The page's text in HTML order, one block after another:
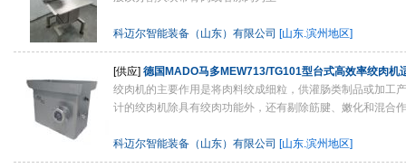
科迈尔智能装备（山东）有限公司 [山东.滨州地区]
[供应] 德国MADO马多MEW713/TG101型台式高效率绞肉机
合
绞肉机的主要作用是将肉料绞成细粒，供灌肠类制品或加工
计的绞肉机除具有绞肉功能外，还有剔除筋腱、嫩化和混合
科迈尔智能装备（山东）有限公司 [山东.滨州地区]